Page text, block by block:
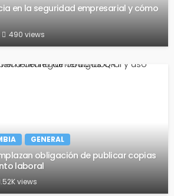
en la seguridad empresarial y cómo
490 views
GENERAL
obligación de publicar copias
laboral
views